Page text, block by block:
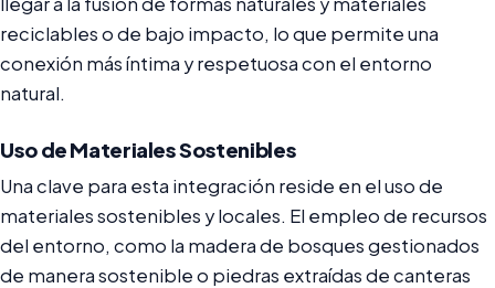
reciclables o de bajo impacto, lo que permite una
conexión más íntima y respetuosa con el entorno
natural.
Uso de Materiales Sostenibles
Una clave para esta integración reside en el uso de
materiales sostenibles y locales. El empleo de recursos
del entorno, como la madera de bosques gestionados
de manera sostenible o piedras extraídas de canteras